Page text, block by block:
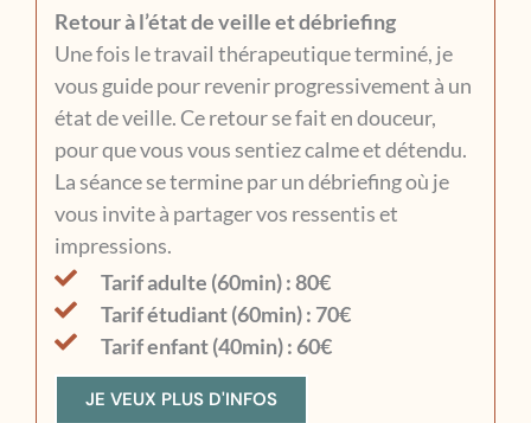
Retour à l’état de veille et débriefing
Une fois le travail thérapeutique terminé, je
vous guide pour revenir progressivement à un
état de veille. Ce retour se fait en douceur,
pour que vous vous sentiez calme et détendu.
La séance se termine par un débriefing où je
vous invite à partager vos ressentis et
impressions.
Tarif adulte (60min) : 80€
Tarif étudiant (60min) : 70€
Tarif enfant (40min) : 60€
JE VEUX PLUS D'INFOS